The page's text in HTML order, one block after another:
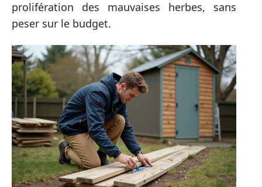
prolifération des mauvaises herbes, sans
peser sur le budget.